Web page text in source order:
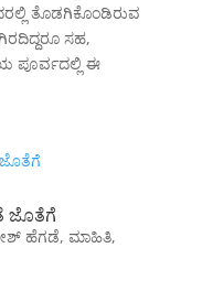
ತೊಡಗಿಕೊಂಡಿರುವ
ಸಹ,
ಪೂರ್ವದಲ್ಲಿ ಈ
ಜೊತೆಗೆ
ಹೆಗಡೆ, ಮಾಹಿತಿ,